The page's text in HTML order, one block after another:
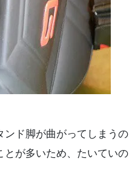
ド脚が曲がってしまうの
が多いため、たいていの